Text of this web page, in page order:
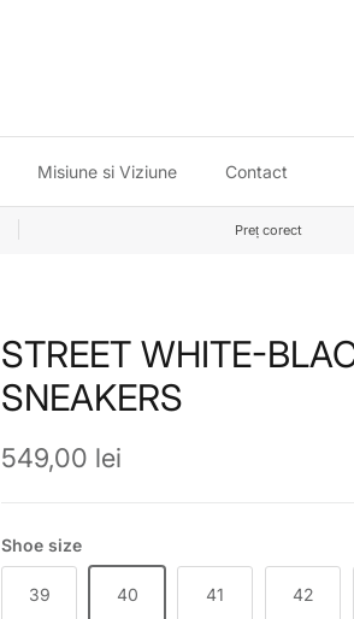
Misiune si Viziune Contact
Preț corect
STREET WHITE-
SNEAKERS
Preț obișnuit
549,00 lei
Shoe size
39 40 41 42